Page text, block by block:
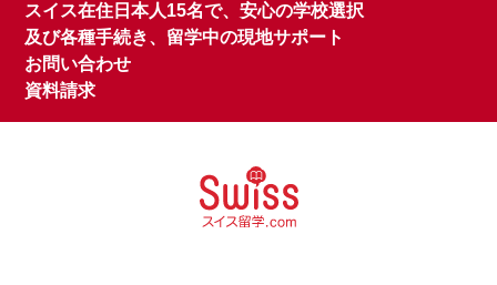
スイス在住日本人15名で、安心の学校選択
及び各種手続き、留学中の現地サポート
お問い合わせ
資料請求